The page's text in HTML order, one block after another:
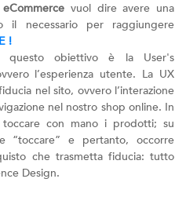
eCommerce vuol dire avere una
il necessario per raggiungere
!
questo obiettivo è la User's
l’esperienza utente. La UX
nel sito, ovvero l’interazione
nel nostro shop online. In
con mano i prodotti; su
“toccare” e pertanto, occorre
che trasmetta fiducia: tutto
Design.